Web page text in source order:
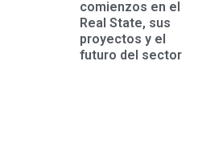
comienzos en el
Real State, sus
proyectos y el
futuro del sector